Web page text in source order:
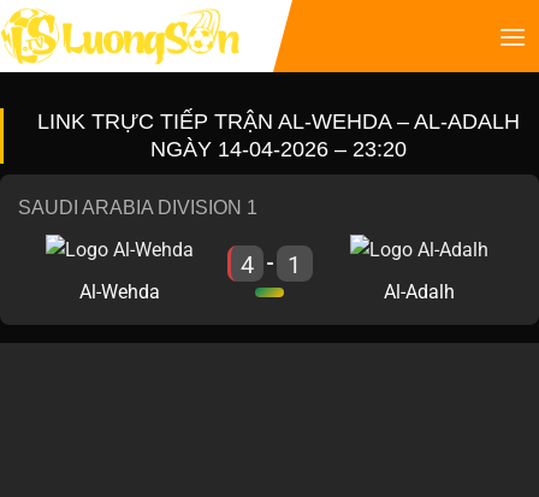
LINK TRỰC TIẾP TRẬN AL-WEHDA – AL-ADALH
NGÀY 14-04-2026 – 23:20
SAUDI ARABIA DIVISION 1
Al-Wehda
4 - 1
Al-Adalh